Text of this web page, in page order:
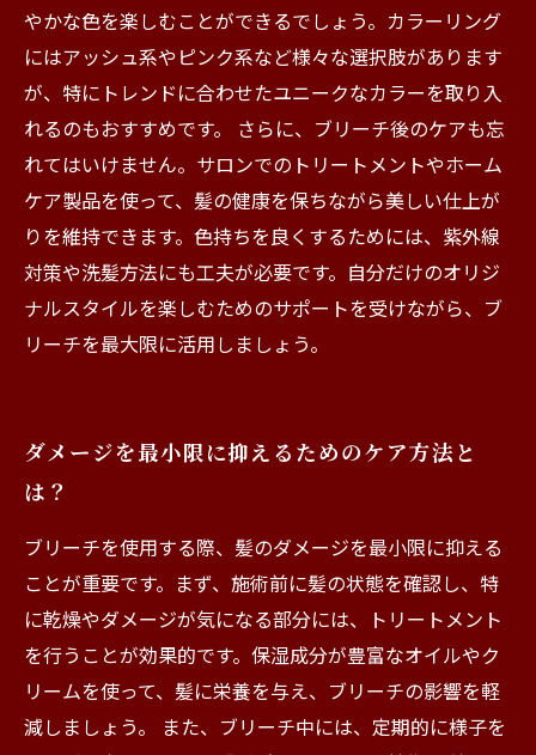
やかな色を楽しむことができるでしょう。カラーリング
にはアッシュ系やピンク系など様々な選択肢があります
が、特にトレンドに合わせたユニークなカラーを取り入
れるのもおすすめです。 さらに、ブリーチ後のケアも忘
れてはいけません。サロンでのトリートメントやホーム
ケア製品を使って、髪の健康を保ちながら美しい仕上が
りを維持できます。色持ちを良くするためには、紫外線
対策や洗髪方法にも工夫が必要です。自分だけのオリジ
ナルスタイルを楽しむためのサポートを受けながら、ブ
リーチを最大限に活用しましょう。
ダメージを最小限に抑えるためのケア方法と
は？
ブリーチを使用する際、髪のダメージを最小限に抑える
ことが重要です。まず、施術前に髪の状態を確認し、特
に乾燥やダメージが気になる部分には、トリートメント
を行うことが効果的です。保湿成分が豊富なオイルやク
リームを使って、髪に栄養を与え、ブリーチの影響を軽
減しましょう。 また、ブリーチ中には、定期的に様子を